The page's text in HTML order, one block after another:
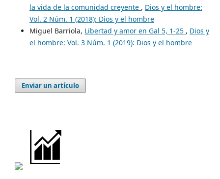
la vida de la comunidad creyente , Dios y el hombre:
Vol. 2 Núm. 1 (2018): Dios y el hombre
Miguel Barriola, Libertad y amor en Gal 5, 1-25 , Dios y
el hombre: Vol. 3 Núm. 1 (2019): Dios y el hombre
Enviar un artículo